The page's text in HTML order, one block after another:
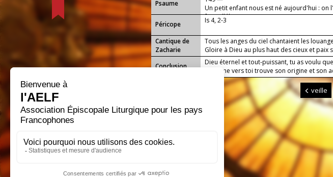
Psaume
Un petit enfant nous est né aujourd'hui : on
fort, alléluia.
Péricope
Is 4, 2-3
Cantique de
Zacharie
Tous les anges du ciel chantaient les
Gloire à Dieu au plus haut des cieux et paix
Conclusion
Dieu éternel et tout-puissant, tu as voulu
l'homme vers toi trouve son origine et son
veille